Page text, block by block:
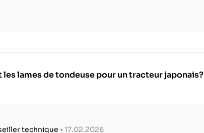
lames de tondeuse pour un tracteur japonais?
technique • 17.02.2026